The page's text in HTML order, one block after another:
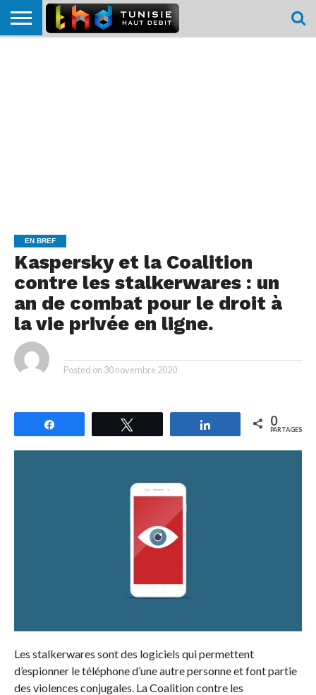
EN BREF
Kaspersky et la Coalition
contre les stalkerwares : un
an de combat pour le droit à
la vie privée en ligne.
Posted on 30 novembre 2020
Partagez 0
PARTAGES
Les stalkerwares sont des logiciels qui permettent
d’espionner le téléphone d’une autre personne et font partie
des violences conjugales. La Coalition contre les